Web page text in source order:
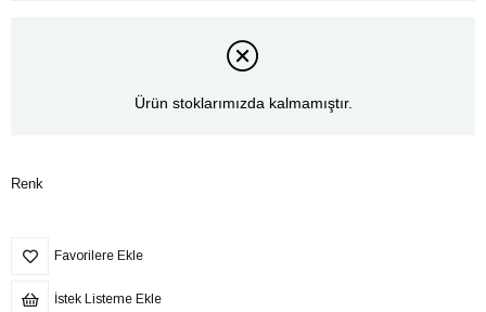
Ürün stoklarımızda kalmamıştır.
Renk
Favorilere Ekle
İstek Listeme Ekle